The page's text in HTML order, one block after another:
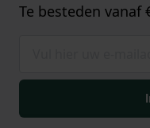
Te besteden vanaf